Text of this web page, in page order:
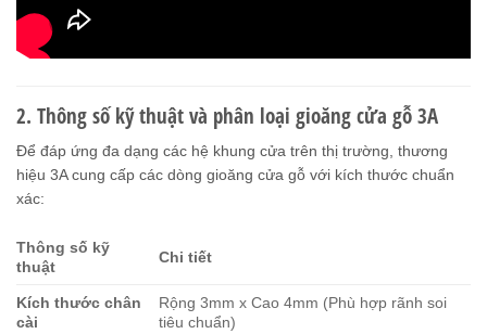
2. Thông số kỹ thuật và phân loại gioăng cửa gỗ 3A
Để đáp ứng đa dạng các hệ khung cửa trên thị trường, thương
hiệu 3A cung cấp các dòng gioăng cửa gỗ với kích thước chuẩn
xác:
Thông số kỹ
thuật
Chi tiết
Kích thước chân
cài
Rộng 3mm x Cao 4mm (Phù hợp rãnh soi
tiêu chuẩn)